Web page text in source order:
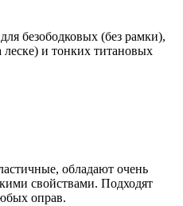
безободковых (без рамки),
и тонких титановых
обладают очень
свойствами. Подходят
оправ.